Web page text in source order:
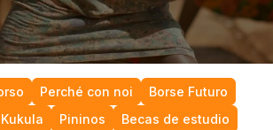
Perché con noi
Borse Futuro
Kukula Pininos Becas de estudio